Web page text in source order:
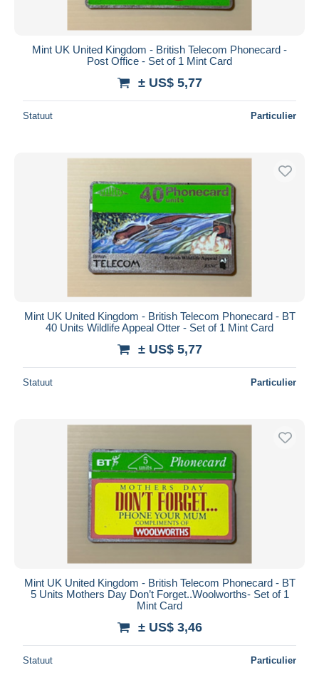
Mint UK United Kingdom - British Telecom Phonecard -
Post Office - Set of 1 Mint Card
± US$ 5,77
Statuut Particulier
Mint UK United Kingdom - British Telecom Phonecard - BT
40 Units Wildlife Appeal Otter - Set of 1 Mint Card
± US$ 5,77
Statuut Particulier
Mint UK United Kingdom - British Telecom Phonecard - BT
5 Units Mothers Day Don’t Forget..Woolworths- Set of 1
Mint Card
± US$ 3,46
Statuut Particulier